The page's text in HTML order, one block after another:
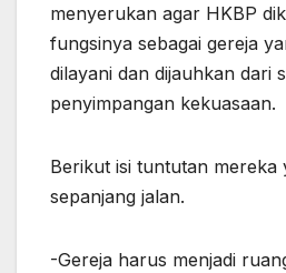
menyerukan agar HKBP
fungsinya sebagai gereja
dilayani dan dijauhkan dari
penyimpangan kekuasaan.
Berikut isi tuntutan mereka
sepanjang jalan.
-Gereja harus menjadi